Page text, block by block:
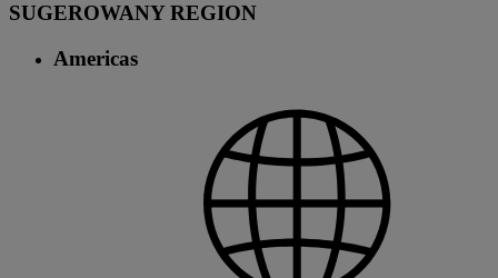
SUGEROWANY REGION
Americas